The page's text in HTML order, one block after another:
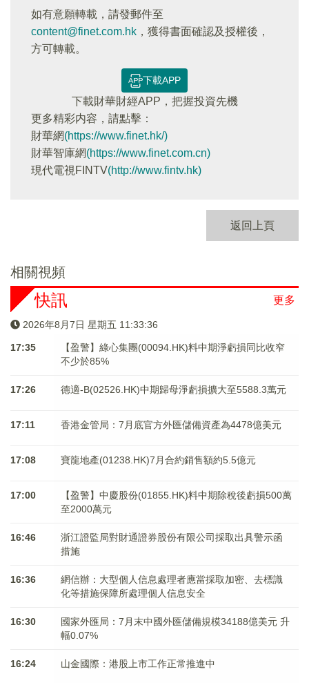
如有意願轉載，請發郵件至
content@finet.com.hk ，獲得書面確認及授權後，
方可轉載。
下載APP
下載財華財經APP，把握投資先機
更多精彩内容，請點擊：
財華網(https://www.finet.hk/)
財華智庫網(https://www.finet.com.cn)
現代電視FINTV(http://www.fintv.hk)
返回上頁
相關視頻
更多
快訊
2026年8月7日 星期五 11:33:36
17:35
【盈警】綠心集團(00094.HK)料中期淨虧損同比收窄
不少於85%
17:26 德適-B(02526.HK)中期歸母淨虧損擴大至5588.3萬元
17:11 香港金管局：7月底官方外匯儲備資產為4478億美元
17:08 寶龍地產(01238.HK)7月合約銷售額約5.5億元
17:00
【盈警】中慶股份(01855.HK)料中期除稅後虧損500萬
至2000萬元
16:46
浙江證監局對財通證券股份有限公司採取出具警示函
措施
16:36
網信辦：大型個人信息處理者應當採取加密、去標識
化等措施保障所處理個人信息安全
16:30
國家外匯局：7月末中國外匯儲備規模34188億美元 升
幅0.07%
16:24 山金國際：港股上市工作正常推進中